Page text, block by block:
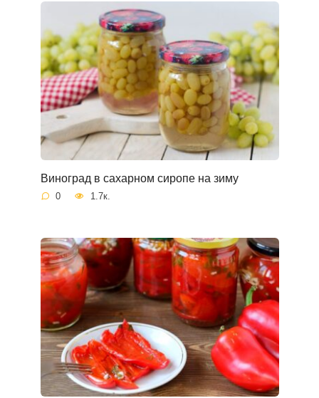
Виноград в сахарном сиропе на зиму
0 1.7к.